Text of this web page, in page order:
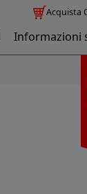
Acquista
Informazioni